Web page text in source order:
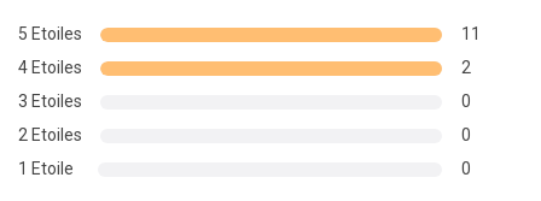
basé sur
notations
client
5 Etoiles
11
4 Etoiles
2
3 Etoiles
0
2 Etoiles
0
1 Etoile
0